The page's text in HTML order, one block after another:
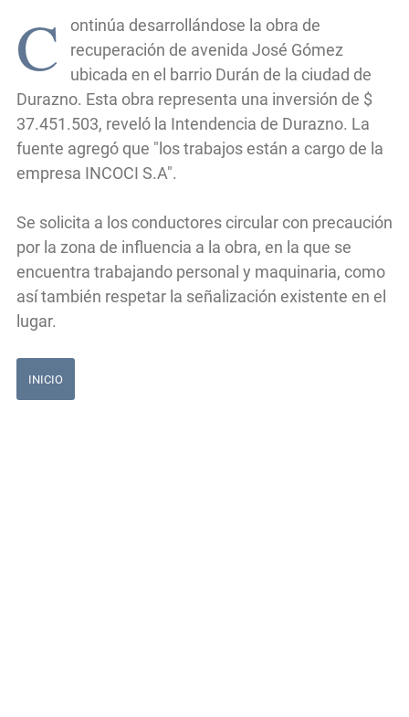
C
ontinúa desarrollándose la obra de
recuperación de avenida José Gómez
ubicada en el barrio Durán de la ciudad de
Durazno. Esta obra representa una inversión de $
37.451.503, reveló la Intendencia de Durazno. La
fuente agregó que "los trabajos están a cargo de la
empresa INCOCI S.A".
Se solicita a los conductores circular con precaución
por la zona de influencia a la obra, en la que se
encuentra trabajando personal y maquinaria, como
así también respetar la señalización existente en el
lugar.
INICIO